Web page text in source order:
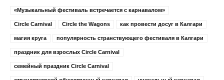
«Музыкальный фестиваль встречается с карнавалом»
Circle Carnival Circle the Wagons как провести досуг в Калгари
магия круга популярность странствующего фестиваля в Калгари
праздник для взрослых Circle Carnival
семейный праздник Circle Carnival